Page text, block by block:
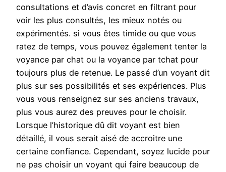
consultations et d’avis concret en filtrant pour
voir les plus consultés, les mieux notés ou
expérimentés. si vous êtes timide ou que vous
ratez de temps, vous pouvez également tenter la
voyance par chat ou la voyance par tchat pour
toujours plus de retenue. Le passé d’un voyant dit
plus sur ses possibilités et ses expériences. Plus
vous vous renseignez sur ses anciens travaux,
plus vous aurez des preuves pour le choisir.
Lorsque l’historique dû dit voyant est bien
détaillé, il vous serait aisé de accroitre une
certaine confiance. Cependant, soyez lucide pour
ne pas choisir un voyant qui faire beaucoup de